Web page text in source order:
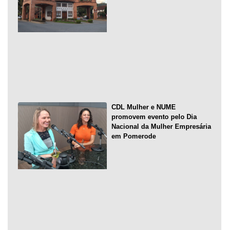
CDL Mulher e NUME
promovem evento pelo Dia
Nacional da Mulher Empresária
em Pomerode